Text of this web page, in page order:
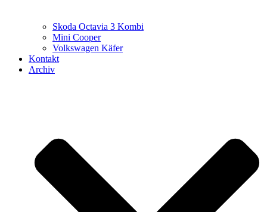
Skoda Octavia 3 Kombi
Mini Cooper
Volkswagen Käfer
Kontakt
Archiv